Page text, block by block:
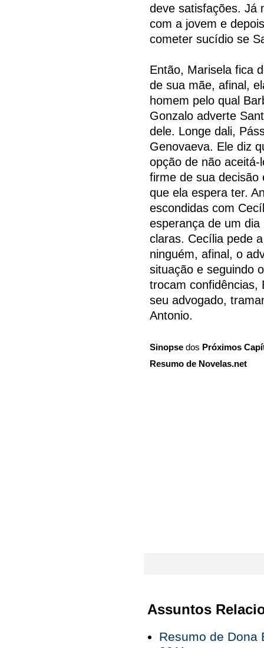
deve satisfações. Já
com a jovem e
cometer sucídio se
Então, Marisela fica
de sua mãe, afinal,
homem pelo qual
Gonzalo adverte
dele. Longe dali,
Genovaeva. Ele diz
opção de não
firme de sua decisão
que ela espera ter.
escondidas com
esperança de um
claras. Cecília pede
ninguém, afinal, o
situação e seguindo
trocam confidências,
seu advogado,
Antonio.
Sinopse dos Próximos
Resumo de Novelas.net
Assuntos
Resumo de Dona